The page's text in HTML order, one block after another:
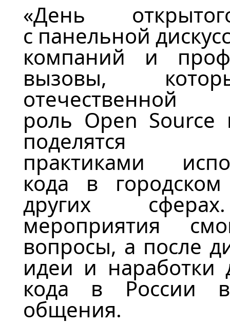
«День
с панельной
компаний и
вызовы,
отечественной
роль Open Source
практиками
кода в
других сферах
мероприятия
вопросы, а после
идеи и наработки
кода в России в
общения.